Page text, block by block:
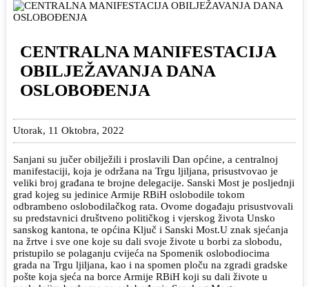
CENTRALNA MANIFESTACIJA
OBILJEŽAVANJA DANA
OSLOBOĐENJA
Utorak, 11 Oktobra, 2022
Sanjani su jučer obilježili i proslavili Dan općine, a centralnoj
manifestaciji, koja je održana na Trgu ljiljana, prisustvovao je
veliki broj građana te brojne delegacije. Sanski Most je posljednji
grad kojeg su jedinice Armije RBiH oslobodile tokom
odbrambeno oslobodilačkog rata. Ovome događaju prisustvovali
su predstavnici društveno političkog i vjerskog života Unsko
sanskog kantona, te općina Ključ i Sanski Most.U znak sjećanja
na žrtve i sve one koje su dali svoje živote u borbi za slobodu,
pristupilo se polaganju cvijeća na Spomenik oslobodiocima
grada na Trgu ljiljana, kao i na spomen ploču na zgradi gradske
pošte koja sjeća na borce Armije RBiH koji su dali živote u